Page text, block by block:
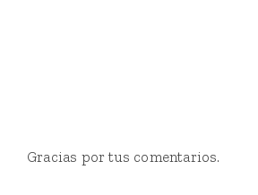
Gracias por tus comentarios.